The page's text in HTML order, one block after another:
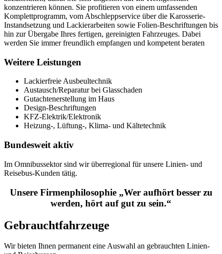
konzentrieren können. Sie profitieren von einem umfassenden
Komplettprogramm, vom Abschleppservice über die Karosserie-
Instandsetzung und Lackierarbeiten sowie Folien-Beschriftungen bis
hin zur Übergabe Ihres fertigen, gereinigten Fahrzeuges. Dabei
werden Sie immer freundlich empfangen und kompetent beraten
Weitere Leistungen
Lackierfreie Ausbeultechnik
Austausch/Reparatur bei Glasschaden
Gutachtenerstellung im Haus
Design-Beschriftungen
KFZ-Elektrik/Elektronik
Heizung-, Lüftung-, Klima- und Kältetechnik
Bundesweit aktiv
Im Omnibussektor sind wir überregional für unsere Linien- und
Reisebus-Kunden tätig.
Unsere Firmenphilosophie „Wer aufhört besser zu
werden, hört auf gut zu sein.“
Gebrauchtfahrzeuge
Wir bieten Ihnen permanent eine Auswahl an gebrauchten Linien-